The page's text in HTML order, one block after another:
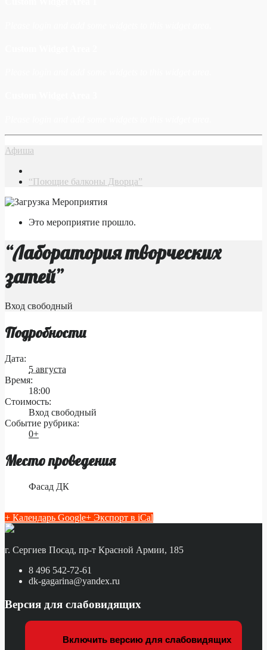
Афиша
“Поющие балконы Дворца”
Это мероприятие прошло.
“Лаборатория творческих
затей”
Вход свободный
Подробности
Дата:
5 августа
Время:
18:00
Стоимость:
Вход свободный
Событие рубрика:
0+
Место проведения
Фасад ДК
+ Календарь Google+ Экспорт в iCal
г. Сергиев Посад, пр-т Красной Армии, 185
8 496 542-72-61
dk-gagarina@yandex.ru
Версия для слабовидящих
Включить версию для слабовидящих